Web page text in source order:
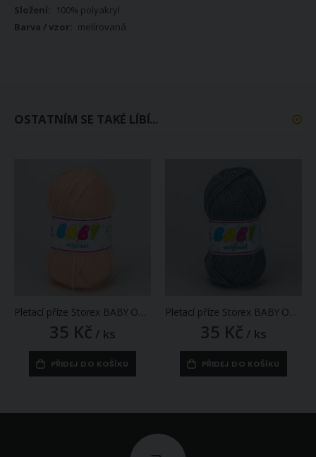
100% polyakryl
melírovaná
OSTATNÍM SE TAKÉ LÍBÍ...
Pletací příze Storex BABY ORIGINAL 2588 meruňková, klasická, 50g/220m
35 Kč / ks
PŘIDEJ DO KOŠÍKU
Pletací příze Storex BABY ORIGINAL 3468 tmavě šedá, klasická, 50g/220m
35 Kč / ks
PŘIDEJ DO KOŠÍKU